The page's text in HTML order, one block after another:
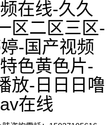
在线-久久
区二区三区-
-国产视频
色黄色片-
放-日日日噜
在线